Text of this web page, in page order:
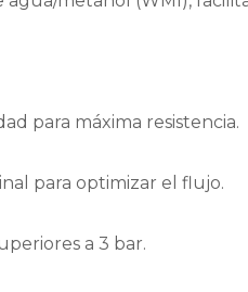
para máxima resistencia.
para optimizar el flujo.
a 3 bar.